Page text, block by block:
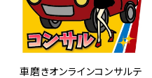
車磨きオンラインコンサルテ